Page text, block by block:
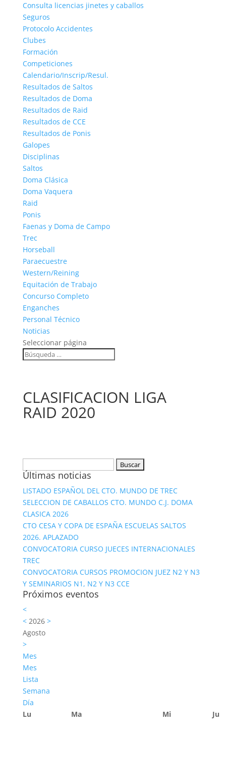
Consulta licencias jinetes y caballos
Seguros
Protocolo Accidentes
Clubes
Formación
Competiciones
Calendario/Inscrip/Resul.
Resultados de Saltos
Resultados de Doma
Resultados de Raid
Resultados de CCE
Resultados de Ponis
Galopes
Disciplinas
Saltos
Doma Clásica
Doma Vaquera
Raid
Ponis
Faenas y Doma de Campo
Trec
Horseball
Paraecuestre
Western/Reining
Equitación de Trabajo
Concurso Completo
Enganches
Personal Técnico
Noticias
Seleccionar página
CLASIFICACION LIGA
RAID 2020
Últimas noticias
LISTADO ESPAÑOL DEL CTO. MUNDO DE TREC
SELECCION DE CABALLOS CTO. MUNDO C.J. DOMA
CLASICA 2026
CTO CESA Y COPA DE ESPAÑA ESCUELAS SALTOS
2026. APLAZADO
CONVOCATORIA CURSO JUECES INTERNACIONALES
TREC
CONVOCATORIA CURSOS PROMOCION JUEZ N2 Y N3
Y SEMINARIOS N1, N2 Y N3 CCE
Próximos eventos
<
<2026 >
Agosto
>
Mes
Mes
Lista
Semana
Día
Lu
Ma Mi Ju